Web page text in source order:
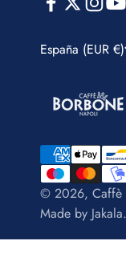
España (EUR €)
© 2026, Caffè
Made by Jakala.